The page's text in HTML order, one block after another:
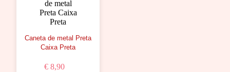
Caneta de metal Preta
Caixa Preta
€ 8,90